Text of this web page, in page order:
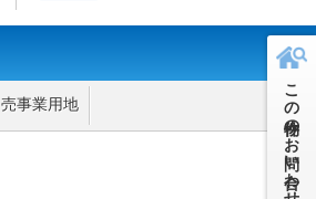
売事業用地 この物件のお問い合わせ